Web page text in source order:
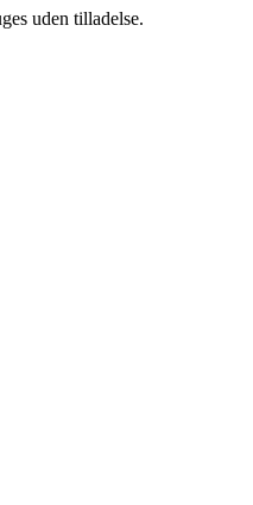
uden tilladelse.